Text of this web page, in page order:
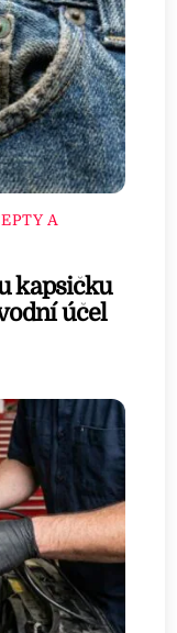
A
kapsičku
účel